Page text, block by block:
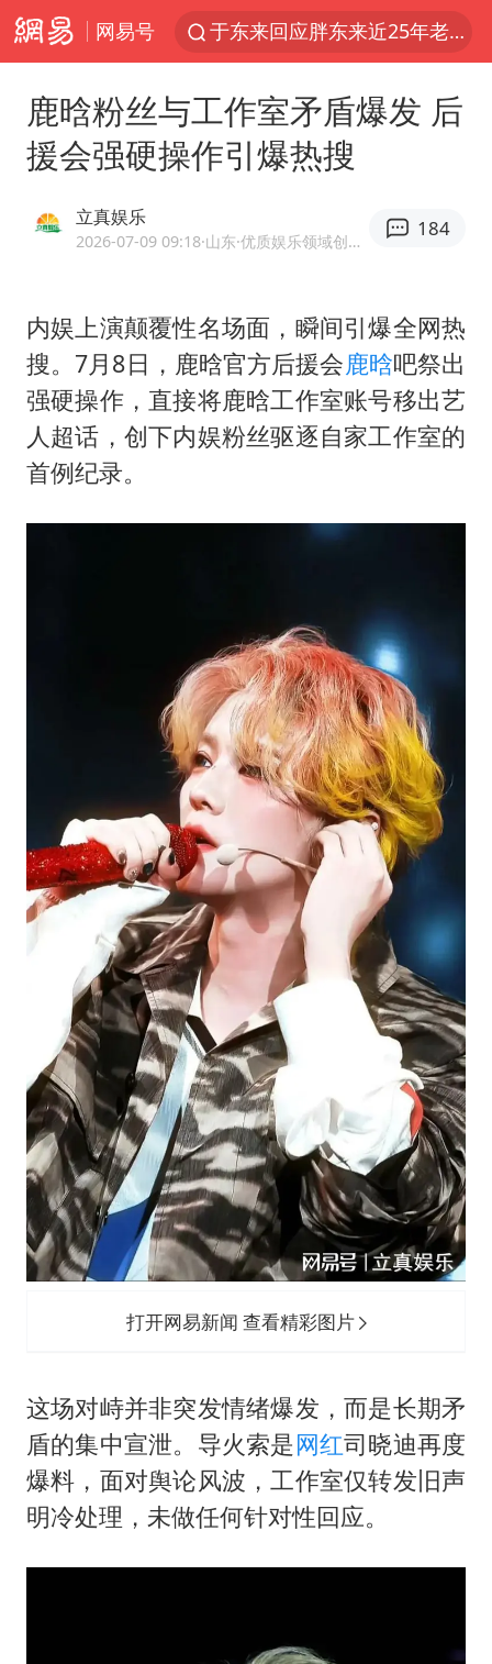
网易号
于东来回应胖东来近25年老店年底关闭
白海豚北上或致京津冀暴雨
新疆一婚礼线上邀请引热议
《龙餐馆》 冲奖
构建更高水平的全民健身公共服务体系
上门女婿出轨女邻居多年被判重婚罪
世界第1特鲁姆普斯诺克中国赛一轮游
曹颖儿子首次演长剧
鹿晗粉丝与工作室矛盾爆发 后
援会强硬操作引爆热搜
立真娱乐
2026-07-09 09:18·山东 ·优质娱乐领域创作者
184
内娱上演颠覆性名场面，瞬间引爆全网热
搜。7月8日，鹿晗官方后援会鹿晗吧祭出
强硬操作，直接将鹿晗工作室账号移出艺
人超话，创下内娱粉丝驱逐自家工作室的
首例纪录。
打开网易新闻 查看精彩图片
这场对峙并非突发情绪爆发，而是长期矛
盾的集中宣泄。导火索是网红司晓迪再度
爆料，面对舆论风波，工作室仅转发旧声
明冷处理，未做任何针对性回应。